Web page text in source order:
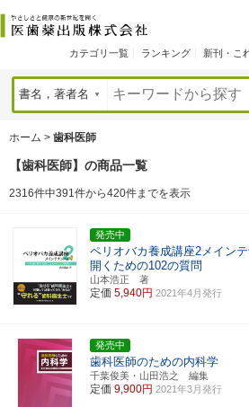
カテゴリ一覧 ランキング 新刊・こ
ホーム > 歯科医師
【歯科医師】の商品一覧
2316件中391件から420件までを表示
発売中
ペリオバカ養成講座2メイン
開くための102の質問
山本浩正 著
定価 5,940円 2021年4月発行
発売中
歯科医師のための内科学
千葉俊美・山田浩之 編集
定価 9,900円 2021年3月発行